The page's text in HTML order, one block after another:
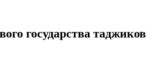
государства таджиков